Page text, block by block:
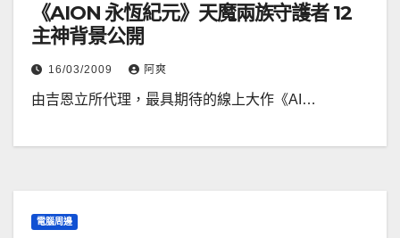
《AION 永恆紀元》天魔兩族守護者 12
主神背景公開
16/03/2009 阿爽
由吉恩立所代理，最具期待的線上大作《AI…
電腦周邊